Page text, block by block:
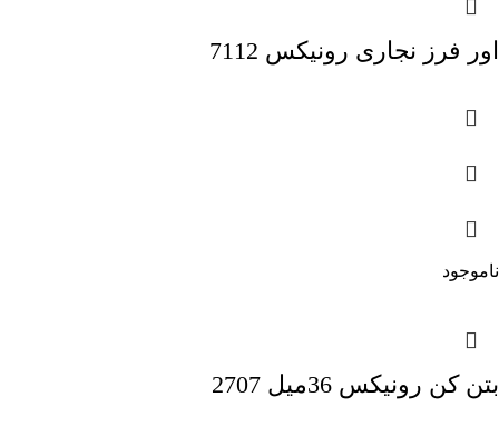
اور فرز نجاری رونیکس 7112
ناموجود
بتن کن رونیکس 36میل 2707